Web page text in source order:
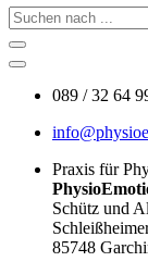
089 / 32 64
Praxis für
Schütz und
85748